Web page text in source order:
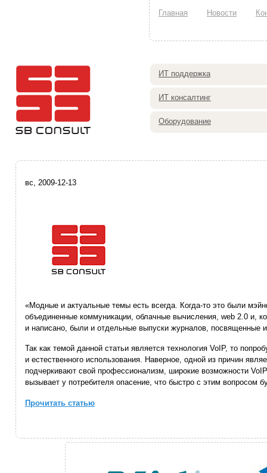
Главная Новости
ИТ поддержка
ИТ консалтинг
Оборудование
вс, 2009-12-13
«Модные и актуальные темы есть всегда. Когда-то это были
объединенные коммуникации, облачные вычисления, web 2.0 и,
и написано, были и отдельные выпуски журналов,
Так как темой данной статьи является технология VoIP, то
и естественного использования. Наверное, одной из причин
подчеркивают свой профессионализм, широкие возможности
вызывает у потребителя опасение, что быстро с этим вопросом
Прочитать статью